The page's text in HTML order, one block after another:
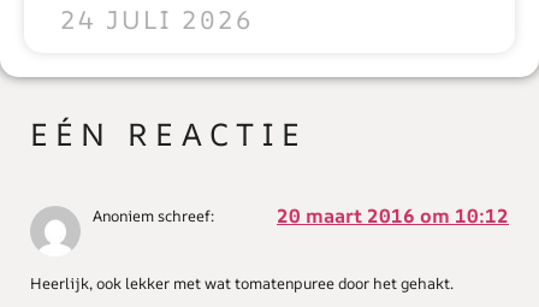
24 JULI 2026
EÉN REACTIE
Anoniemschreef: 20 maart 2016 om 10:12
Heerlijk, ook lekker met wat tomatenpuree door het gehakt.